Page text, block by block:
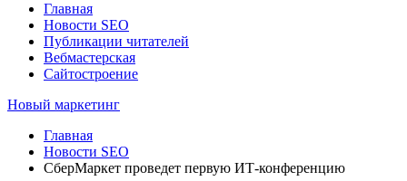
Главная
Новости SEO
Публикации читателей
Вебмастерская
Сайтостроение
Новый маркетинг
Главная
Новости SEO
СберМаркет проведет первую ИТ-конференцию